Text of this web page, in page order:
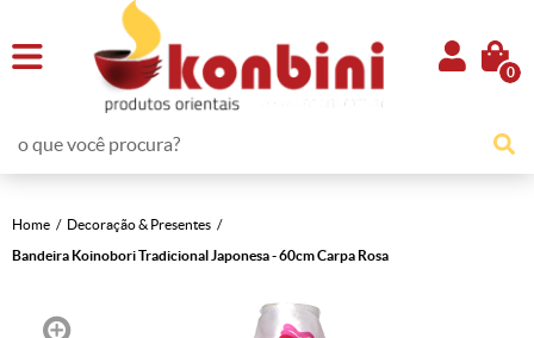
0
Home
Decoração & Presentes
Bandeira Koinobori Tradicional Japonesa - 60cm Carpa Rosa